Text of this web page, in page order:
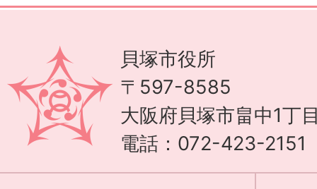
貝塚市役所
〒597-8585
大阪府貝塚市畠中1丁
電話：072-423-2151